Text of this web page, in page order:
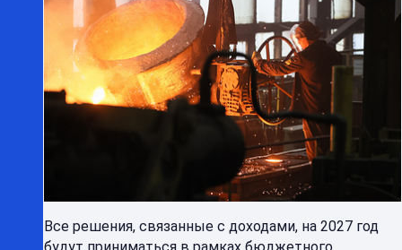
Все решения, связанные с доходами, на 2027 год
будут приниматься в рамках бюджетного